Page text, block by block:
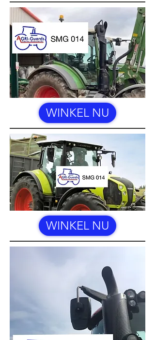
WINKEL NU
WINKEL NU